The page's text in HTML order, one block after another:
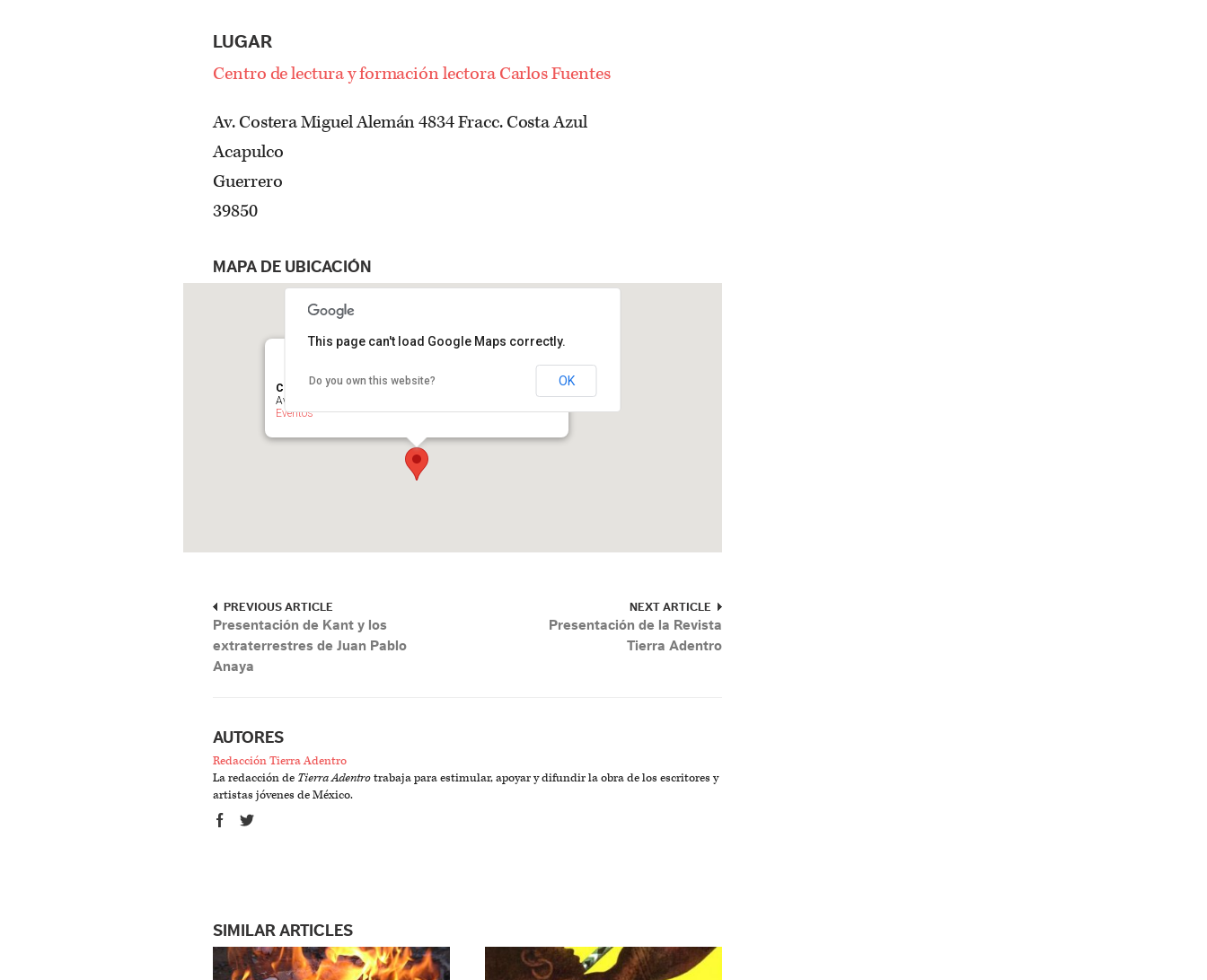
LUGAR
Centro de lectura y formación lectora Carlos Fuentes
Av. Costera Miguel Alemán 4834 Fracc. Costa Azul
Acapulco
Guerrero
39850
MAPA DE UBICACIÓN
Centro de lectura y formación lectora Carlos Fuentes
Av. Costera Miguel Alemán 4834 Fracc. Costa Azul - Acapulco
Eventos
This page can't load Google Maps correctly.
Do you own this website? OK
PREVIOUS ARTICLE
Presentación de Kant y los
extraterrestres de Juan Pablo
Anaya
NEXT ARTICLE
Presentación de la Revista
Tierra Adentro
AUTORES
Redacción Tierra Adentro
La redacción de Tierra Adentrotrabaja para estimular, apoyar y difundir la obra de los escritores y
artistas jóvenes de México.
SIMILAR ARTICLES